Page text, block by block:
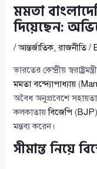
মমতা
দিয়েছেন:
/আন্তর্জাতিক,রাজনীতি/
ভারতের কেন্দ্রীয়
মমতা বন্দ্যোপাধ্যায় (
অবৈধ অনুপ্রবেশে
কলকাতায়বিজেপি (BJP
মন্তব্য করেন।
সীমান্ত নিয়ে